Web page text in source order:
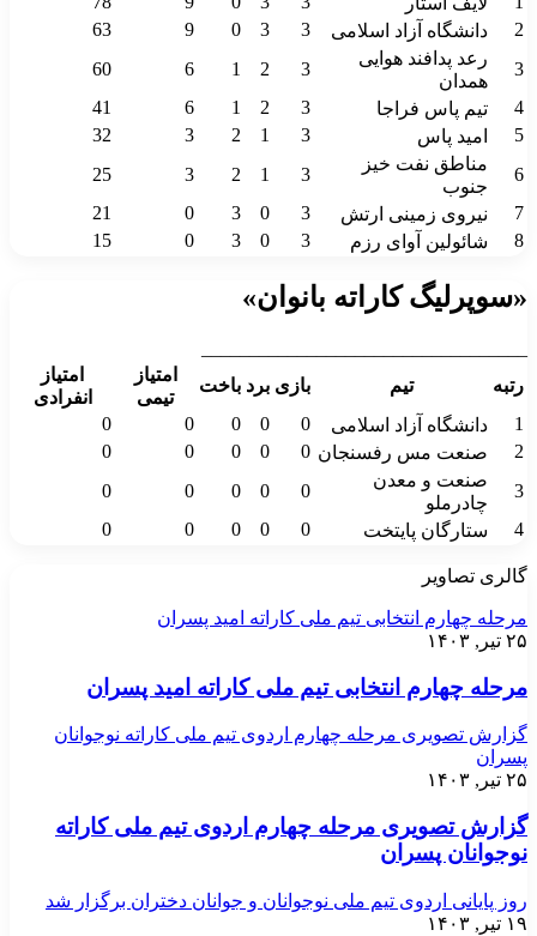
2
دانشگاه آزاد اسلامی 3
3
0
9
63
3
رعد پدافند هوایی
همدان
3
2
1
6
60
4
تیم پاس فراجا 3
2
1
6
41
5
امید پاس 3
1
2
3
32
6
مناطق نفت خیز
جنوب
3
1
2
3
25
7
نیروی زمینی ارتش 3
0
3
0
21
8
شائولین آوای رزم 3
0
3
0
15
«سوپرلیگ کاراته بانوان»
رتبه
تیم بازی برد باخت
امتیاز
تیمی
امتیاز
انفرادی
1
دانشگاه آزاد اسلامی 0
0
0
0
0
2
صنعت مس رفسنجان 0
0
0
0
0
3
صنعت و معدن
چادرملو
0
0
0
0
0
4
ستارگان پایتخت 0
0
0
0
0
گالری تصاویر
مرحله چهارم انتخابی تیم ملی کاراته امید پسران
۲۵ تیر, ۱۴۰۳
مرحله چهارم انتخابی تیم ملی کاراته امید پسران
گزارش تصویری مرحله چهارم اردوی تیم ملی کاراته نوجوانان
پسران
۲۵ تیر, ۱۴۰۳
گزارش تصویری مرحله چهارم اردوی تیم ملی کاراته
نوجوانان پسران
روز پایانی اردوی تیم ملی نوجوانان و جوانان دختران برگزار شد
۱۹ تیر, ۱۴۰۳